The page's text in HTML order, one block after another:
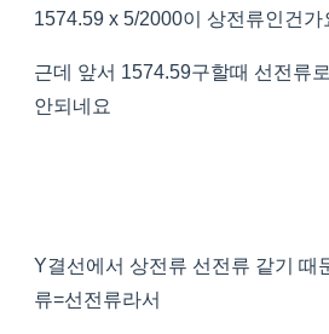
1574.59 x 5/2000이 상전류인건가
근데 앞서 1574.59구할때 선전류
안되네요
Y결선에서 상전류 선전류 같기 때
류=선전류라서